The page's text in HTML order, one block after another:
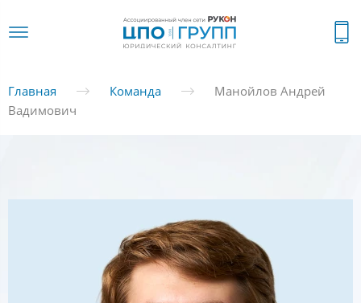
Главная Команда
Манойлов Андрей
Вадимович